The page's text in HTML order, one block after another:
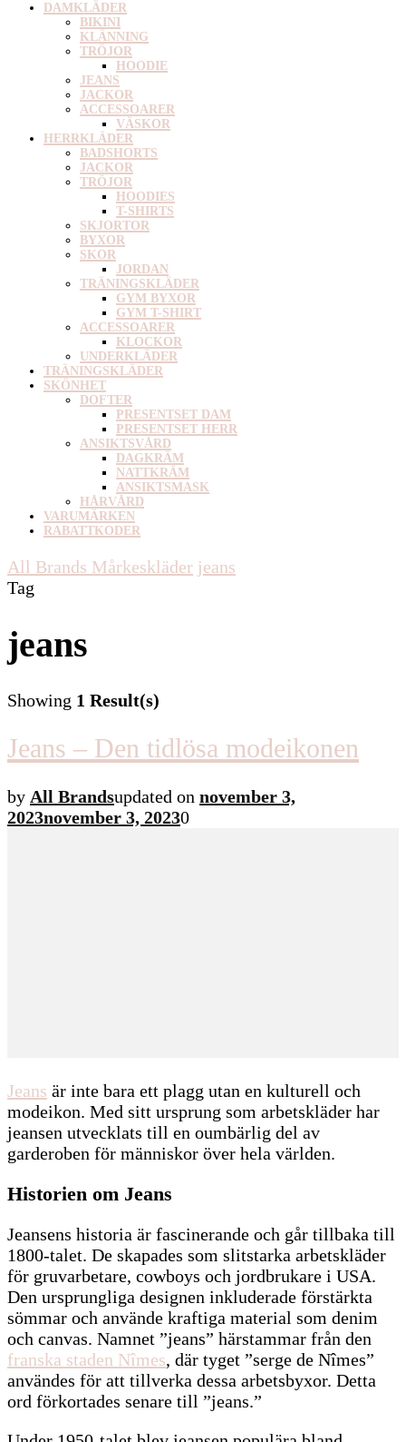
DAMKLÄDER
BIKINI
KLÄNNING
TRÖJOR
HOODIE
JEANS
JACKOR
ACCESSOARER
VÄSKOR
HERRKLÄDER
BADSHORTS
JACKOR
TRÖJOR
HOODIES
T-SHIRTS
SKJORTOR
BYXOR
SKOR
JORDAN
TRÄNINGSKLÄDER
GYM BYXOR
GYM T-SHIRT
ACCESSOARER
KLOCKOR
UNDERKLÄDER
TRÄNINGSKLÄDER
SKÖNHET
DOFTER
PRESENTSET DAM
PRESENTSET HERR
ANSIKTSVÅRD
DAGKRÄM
NATTKRÄM
ANSIKTSMASK
HÅRVÅRD
VARUMÄRKEN
RABATTKODER
All Brands Mårkeskläder jeans
Tag
jeans
Showing 1 Result(s)
Jeans – Den tidlösa modeikonen
by All Brandsupdated on november 3,
2023november 3, 20230
Jeans är inte bara ett plagg utan en kulturell och
modeikon. Med sitt ursprung som arbetskläder har
jeansen utvecklats till en oumbärlig del av
garderoben för människor över hela världen.
Historien om Jeans
Jeansens historia är fascinerande och går tillbaka till
1800-talet. De skapades som slitstarka arbetskläder
för gruvarbetare, cowboys och jordbrukare i USA.
Den ursprungliga designen inkluderade förstärkta
sömmar och använde kraftiga material som denim
och canvas. Namnet ”jeans” härstammar från den
franska staden Nîmes, där tyget ”serge de Nîmes”
användes för att tillverka dessa arbetsbyxor. Detta
ord förkortades senare till ”jeans.”